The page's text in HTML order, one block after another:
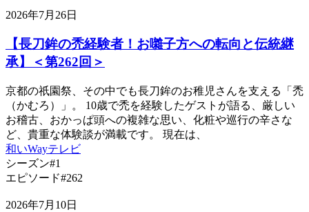
2026年7月26日
【長刀鉾の禿経験者！お囃子方への転向と伝統継
承】＜第262回＞
京都の祇園祭、その中でも長刀鉾のお稚児さんを支える「禿
（かむろ）」。 10歳で禿を経験したゲストが語る、厳しい
お稽古、おかっぱ頭への複雑な思い、化粧や巡行の辛さな
ど、貴重な体験談が満載です。 現在は、
和いWayテレビ
シーズン#1
エピソード#262
2026年7月10日